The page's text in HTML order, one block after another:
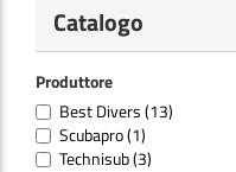
Catalogo
Produttore
Best Divers(13)
Scubapro(1)
Technisub(3)